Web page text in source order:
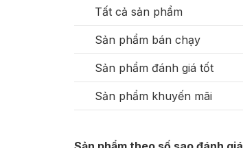
Tất cả sản phẩm
Sản phẩm bán chạy
Sản phẩm đánh giá tốt
Sản phẩm khuyến mãi